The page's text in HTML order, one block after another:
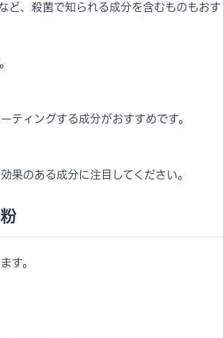
ど、殺菌で知られる成分を含むものもおす
ティングする成分がおすすめです。
果のある成分に注目してください。
す。